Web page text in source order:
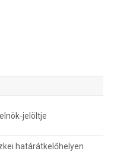
jelöltje
határátkelőhelyen